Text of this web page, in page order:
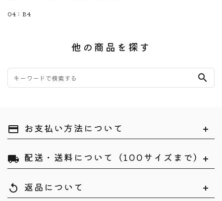
04：B4
他の商品を探す
search
payment お支払い方法について
local_shipping 配送・送料について（100サイズまで）
replay 返品について